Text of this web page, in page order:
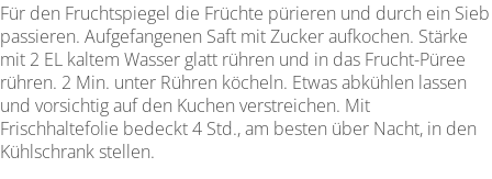
Für den Fruchtspiegel die Früchte pürieren und durch ein Sieb
passieren. Aufgefangenen Saft mit Zucker aufkochen. Stärke
mit 2 EL kaltem Wasser glatt rühren und in das Frucht-Püree
rühren. 2 Min. unter Rühren köcheln. Etwas abkühlen lassen
und vorsichtig auf den Kuchen verstreichen. Mit
Frischhaltefolie bedeckt 4 Std., am besten über Nacht, in den
Kühlschrank stellen.